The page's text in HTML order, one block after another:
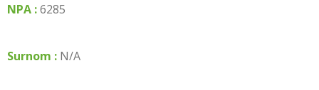
NPA :6285
Surnom : N/A